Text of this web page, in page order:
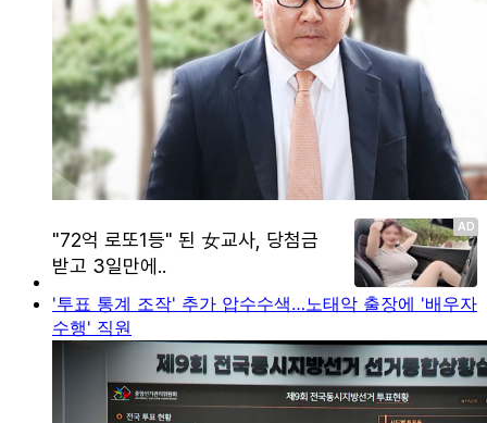
'투표 통계 조작' 추가 압수수색…노태악 출장에 '배우자
수행' 직원